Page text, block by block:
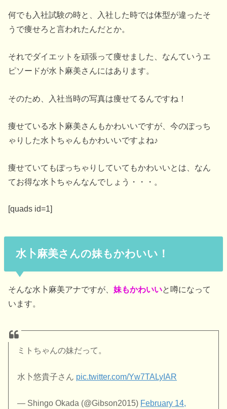
何でも入社試験の時と、入社した時では体型が違ったそ
うで痩せろと言われたんだとか。
それでダイエットを頑張って痩せました、なんていうエ
ピソードが水卜麻美さんにはあります。
そのため、入社当時の写真は痩せてるんですね！
痩せている水卜麻美さんもかわいいですが、今のぽっち
ゃりした水卜ちゃんもかわいいですよね♪
痩せていてもぽっちゃりしていてもかわいいとは、なん
てお得な水卜ちゃんなんでしょう・・・。
[quads id=1]
水卜麻美さんの妹もかわいい！
そんな水卜麻美アナですが、妹もかわいいと噂になって
います。
ミトちゃんの妹だって。
水卜悠貴子さん pic.twitter.com/Yw7TALyIAR
— Shingo Okada (@Gibson2015) February 14,